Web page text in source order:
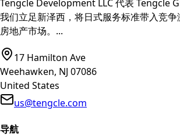
Tengcle Development LLC 代表 Tengcle
我们立足新泽西，将日式服务标准带入竞
房地产市场。 ...
17 Hamilton Ave
Weehawken, NJ 07086
United States
us@tengcle.com
导航